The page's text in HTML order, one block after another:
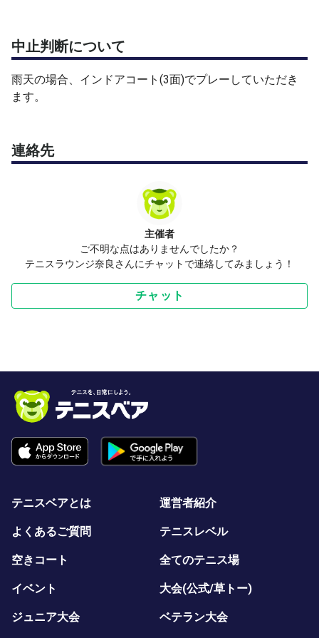
中止判断について
雨天の場合、インドアコート(3面)でプレーしていただき
ます。
連絡先
主催者
ご不明な点はありませんでしたか？
テニスラウンジ奈良さんにチャットで連絡してみましょう！
チャット
テニスベアとは 運営者紹介
よくあるご質問 テニスレベル
空きコート 全てのテニス場
イベント 大会(公式/草トー)
ジュニア大会 ベテラン大会